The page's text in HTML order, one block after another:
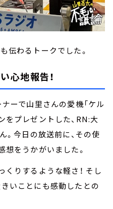
伝わるトークでした。
心地報告！
ーで山里さんの愛機「ケル
をプレゼントした、RN:大
今日の放送前に、その使
想をうかがいました。
くりするような軽さ！ そし
いことにも感動したとの